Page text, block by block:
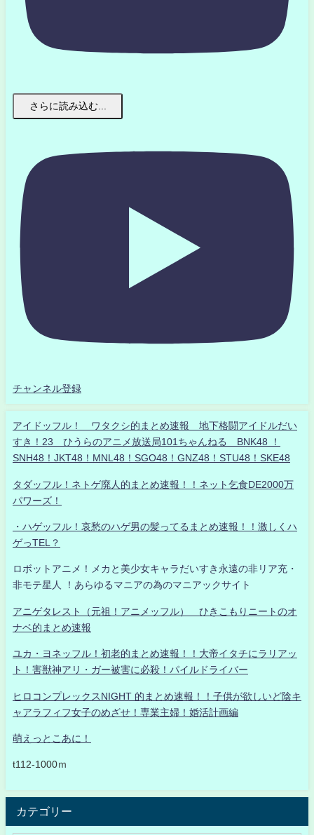
さらに読み込む...
チャンネル登録
アイドッフル！ ワタクシ的まとめ速報 地下格闘アイドルだい
すき！23 ひうらのアニメ放送局101ちゃんねる BNK48 ！
SNH48！JKT48！MNL48！SGO48！GNZ48！STU48！SKE48
タダッフル！ネトゲ廃人的まとめ速報！！ネット乞食DE2000万
パワーズ！
・ハゲッフル！哀愁のハゲ男の髪ってるまとめ速報！！激しくハ
ゲっTEL？
ロボットアニメ！メカと美少女キャラだいすき永遠の非リア充・
非モテ星人 ！あらゆるマニアの為のマニアックサイト
アニゲタレスト（元祖！アニメッフル） ひきこもりニートのオ
ナベ的まとめ速報
ユカ・ヨネッフル！初老的まとめ速報！！大帝イタチにラリアッ
ト！害獣神アリ・ガー被害に必殺！パイルドライバー
ヒロコンプレックスNIGHT 的まとめ速報！！子供が欲しいど陰キ
ャアラフィフ女子のめざせ！専業主婦！婚活計画編
萌えっとこあに！
t112-1000ｍ
カテゴリー